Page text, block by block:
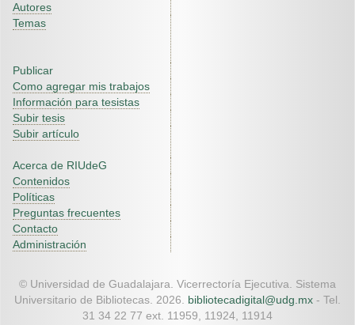
Autores
Temas
Publicar
Como agregar mis trabajos
Información para tesistas
Subir tesis
Subir artículo
Acerca de RIUdeG
Contenidos
Políticas
Preguntas frecuentes
Contacto
Administración
© Universidad de Guadalajara. Vicerrectoría Ejecutiva. Sistema
Universitario de Bibliotecas. 2026. bibliotecadigital@udg.mx - Tel.
31 34 22 77 ext. 11959, 11924, 11914